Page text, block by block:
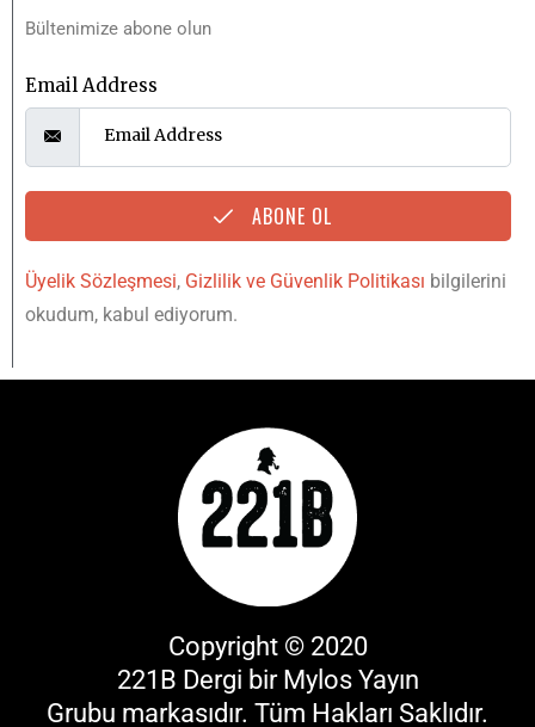
Bültenimize abone olun
Email Address
ABONE OL
Üyelik Sözleşmesi, Gizlilik ve Güvenlik Politikası bilgilerini
okudum, kabul ediyorum.
Copyright © 2020
221B Dergi bir Mylos Yayın
Grubu markasıdır. Tüm Hakları Saklıdır.